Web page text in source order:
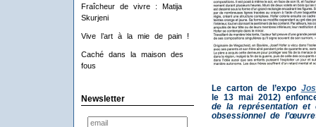
Fraîcheur de vivre : Matija
Skurjeni
Vive l’art à la mie de pain !
Caché dans la maison des
fous
Newsletter
Le carton de l’expo
le 13 mai 2012)
de la représentation et
obsessionnel de l’œuvre